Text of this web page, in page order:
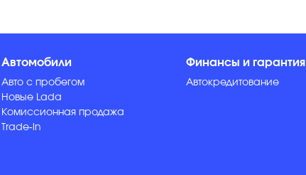
Автомобили
Авто с пробегом
Новые Lada
Комиссионная продажа
Trade-in
Финансы и гарантия
Автокредитование